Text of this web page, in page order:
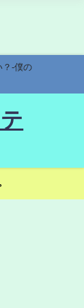
？-僕の